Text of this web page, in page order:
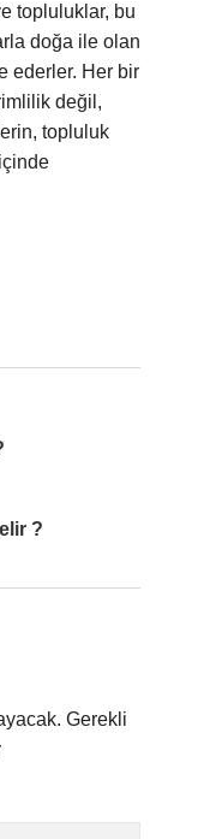
topluluklar, bu
doğa ile olan
ederler. Her bir
değil,
topluluk
?
Gerekli